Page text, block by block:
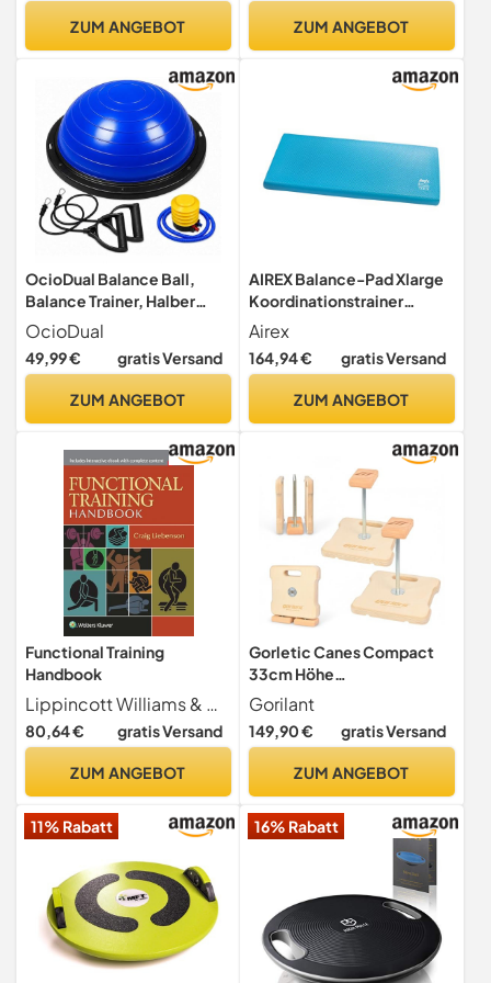
ZUM ANGEBOT
(Schwarz-XL)
ZUM ANGEBOT
OcioDual Balance Ball,
Balance Trainer, Halber
Fitnessball für
Gleichgewicht,
Propriozeptive Plattform,
Inflator und
Halber Gymnastikball, Blau
OcioDual
49,99 € gratis Versand
ZUM ANGEBOT
AIREX Balance-Pad Xlarge
Koordinationstrainer
Balance Kissen
Physiotherapie
Airex
164,94 € gratis Versand
ZUM ANGEBOT
Functional Training
Handbook
Lippincott Williams & Wilkins
80,64 € gratis Versand
ZUM ANGEBOT
Gorletic Canes Compact
33cm Höhe
Balancestangen Handstand
Gorilant
149,90 € gratis Versand
ZUM ANGEBOT
11% Rabatt 16% Rabatt